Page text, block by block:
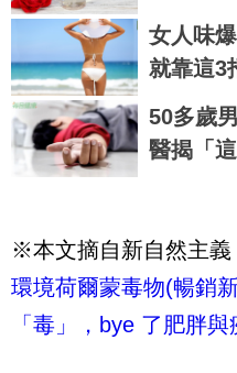
人不能
女人味
就靠這3
50多歲
醫揭「
※本文摘自新自然主義
環境荷爾蒙毒物(暢銷
「毒」，bye 了肥胖與